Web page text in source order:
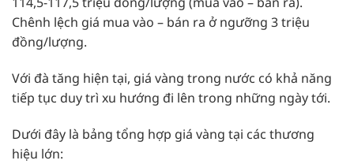
Chênh lệch giá mua vào – bán ra ở ngưỡng 3 triệu
đồng/lượng.
Với đà tăng hiện tại, giá vàng trong nước có khả năng
tiếp tục duy trì xu hướng đi lên trong những ngày tới.
Dưới đây là bảng tổng hợp giá vàng tại các thương
hiệu lớn: